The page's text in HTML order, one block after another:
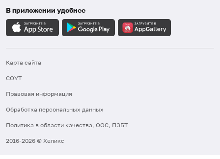
В приложении удобнее
Карта сайта
СОУТ
Правовая информация
Обработка персональных данных
Политика в области качества, ООС, ПЗБТ
2016-2026 © Хеликс